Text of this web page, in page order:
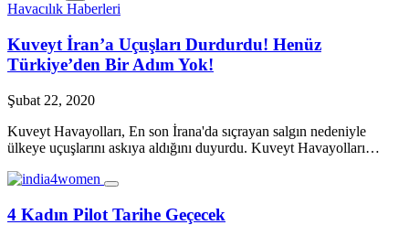
Havacılık Haberleri
Kuveyt İran’a Uçuşları Durdurdu! Henüz
Türkiye’den Bir Adım Yok!
Şubat 22, 2020
Kuveyt Havayolları, En son İrana'da sıçrayan salgın nedeniyle
ülkeye uçuşlarını askıya aldığını duyurdu. Kuveyt Havayolları…
4 Kadın Pilot Tarihe Geçecek